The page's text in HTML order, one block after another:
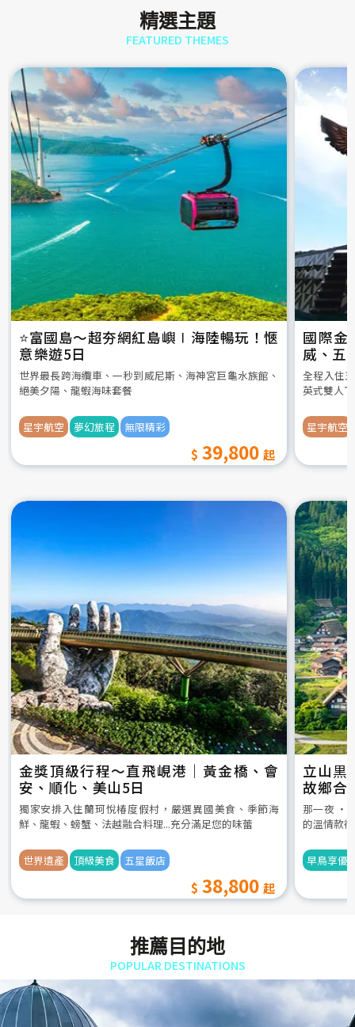
精選主題
FEATURED THEMES
⭐️富國島～超夯網紅島嶼∣海陸暢玩！愜
意樂遊5日
世界最長跨海纜車、一秒到威尼斯、海神宮巨龜水族館、
絕美夕陽、龍蝦海味套餐
星宇航空 夢幻旅程 無限精彩
39,800
國際金
威、五
全程入住
英式雙人
星宇航空
金獎頂級行程～直飛峴港｜黃金橋、會
安、順化、美山5日
獨家安排入住蘭珂悅椿度假村，嚴選異國美食、季節海
鮮、龍蝦、螃蟹、法越融合料理...充分滿足您的味蕾
世界遺產 頂級美食 五星飯店
38,800
立山黒
故鄉合
5日
那一夜 ‧
的溫情款
早鳥享優
推薦目的地
POPULAR DESTINATIONS